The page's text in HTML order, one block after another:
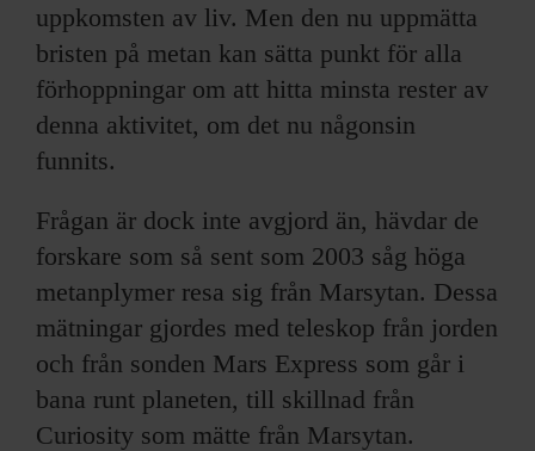
uppkomsten av liv. Men den nu uppmätta
bristen på metan kan sätta punkt för alla
förhoppningar om att hitta minsta rester av
denna aktivitet, om det nu någonsin
funnits.
Frågan är dock inte avgjord än, hävdar de
forskare som så sent som 2003 såg höga
metanplymer resa sig från Marsytan. Dessa
mätningar gjordes med teleskop från jorden
och från sonden Mars Express som går i
bana runt planeten, till skillnad från
Curiosity som mätte från Marsytan.